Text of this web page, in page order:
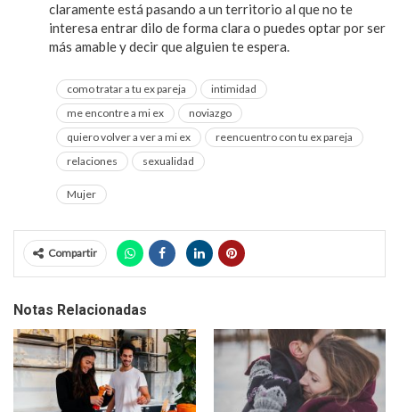
claramente está pasando a un territorio al que no te
interesa entrar dilo de forma clara o puedes optar por ser
más amable y decir que alguien te espera.
como tratar a tu ex pareja
intimidad
me encontre a mi ex
noviazgo
quiero volver a ver a mi ex
reencuentro con tu ex pareja
relaciones
sexualidad
Mujer
Compartir
Notas Relacionadas